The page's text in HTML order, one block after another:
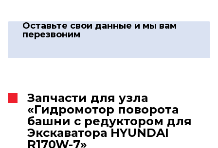
Оставьте свои данные и мы вам
перезвоним
Запчасти для узла
«Гидромотор поворота
башни с редуктором для
Экскаватора HYUNDAI
R170W-7»